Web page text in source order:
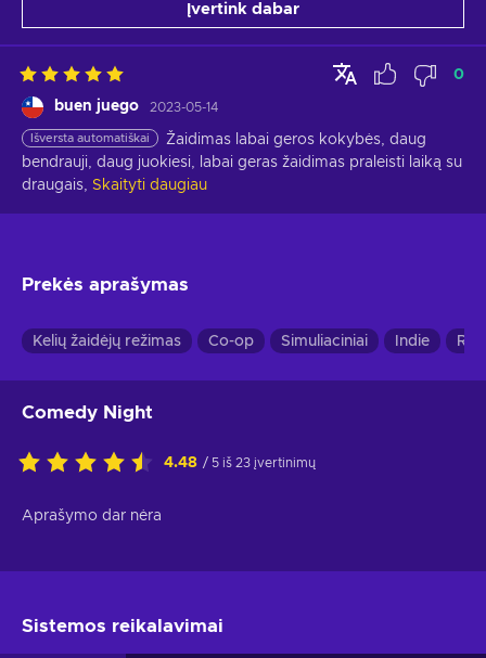
Įvertink dabar
buen juego 2023-05-14
0
Išversta automatiškai
Žaidimas labai geros kokybės, daug
bendrauji, daug juokiesi, labai geras žaidimas praleisti laiką su
draugais, Skaityti daugiau
Prekės aprašymas
Kelių žaidėjų režimas Co-op Simuliaciniai Indie RPG
Comedy Night
4.48 / 5 iš 23 įvertinimų
Aprašymo dar nėra
Sistemos reikalavimai